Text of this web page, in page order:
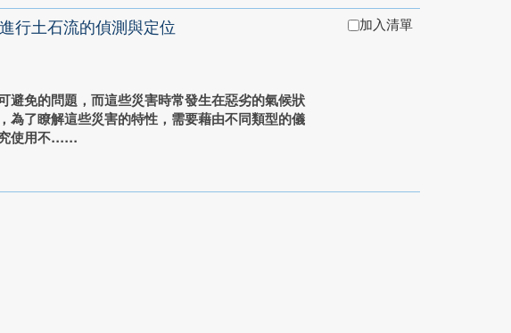
行土石流的偵測與定位
避免的問題，而這些災害時常發生在惡劣的氣候狀
為了瞭解這些災害的特性，需要藉由不同類型的儀
使用不...
加入清單